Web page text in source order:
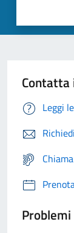
Contatta
Leggi